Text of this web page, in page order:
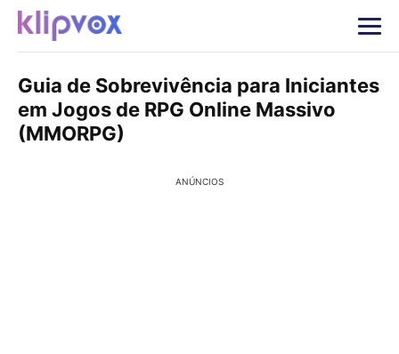
Guia de Sobrevivência para Iniciantes
em Jogos de RPG Online Massivo
(MMORPG)
ANÚNCIOS